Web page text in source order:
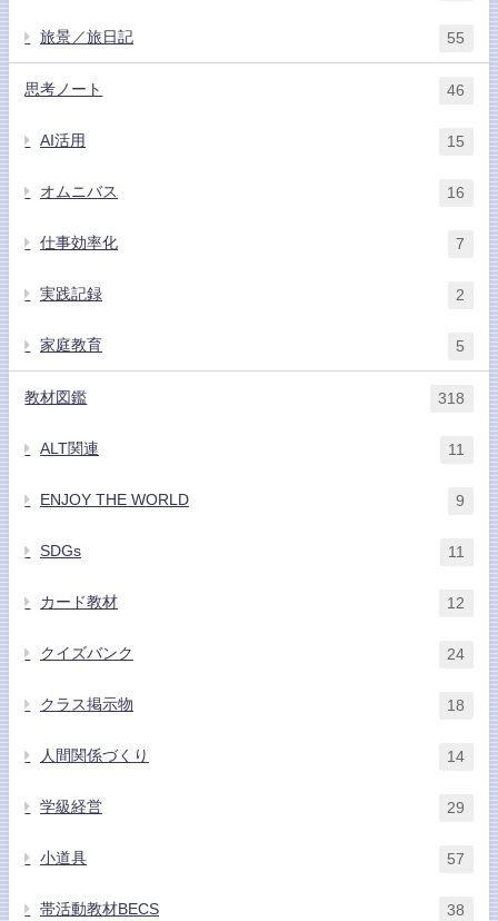
旅景／旅日記 55
思考ノート 46
AI活用 15
オムニバス 16
仕事効率化 7
実践記録 2
家庭教育 5
教材図鑑 318
ALT関連 11
ENJOY THE WORLD 9
SDGs 11
カード教材 12
クイズバンク 24
クラス掲示物 18
人間関係づくり 14
学級経営 29
小道具 57
帯活動教材BECS 38